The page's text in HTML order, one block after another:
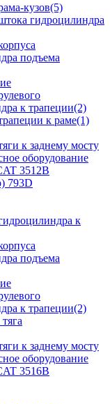
кузов(5)
гидроцилиндра
подъема
к трапеции(2)
к раме(1)
к заднему мосту
оборудование
3512B
793D
к
подъема
к трапеции(2)
к заднему мосту
оборудование
3516B